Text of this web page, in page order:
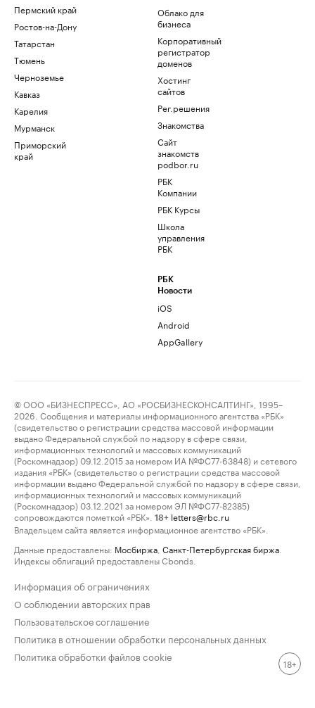
Пермский край
Ростов-на-Дону
Татарстан
Тюмень
Черноземье
Кавказ
Карелия
Мурманск
Приморский
край
Облако для
бизнеса
Корпоративный
регистратор
доменов
Хостинг
сайтов
Рег.решения
Знакомства
Сайт
знакомств
podbor.ru
РБК
Компании
РБК Курсы
Школа
управления
РБК
РБК
Новости
iOS
Android
AppGallery
© ООО «БИЗНЕСПРЕСС», АО «РОСБИЗНЕСКОНСАЛТИНГ», 1995–
2026. Сообщения и материалы информационного агентства «РБК»
(свидетельство о регистрации средства массовой информации
выдано Федеральной службой по надзору в сфере связи,
информационных технологий и массовых коммуникаций
(Роскомнадзор) 09.12.2015 за номером ИА №ФС77-63848) и сетевого
издания «РБК» (свидетельство о регистрации средства массовой
информации выдано Федеральной службой по надзору в сфере связи,
информационных технологий и массовых коммуникаций
(Роскомнадзор) 03.12.2021 за номером ЭЛ №ФС77-82385)
сопровождаются пометкой «РБК».
18+ letters@rbc.ru
Владельцем сайта является информационное агентство «РБК».
Данные предоставлены: Мосбиржа Санкт-Петербургская биржа
Индексы облигаций предоставлены Cbonds.
Информация об ограничениях
О соблюдении авторских прав
Пользовательское соглашение
Политика в отношении обработки персональных данных
Политика обработки файлов cookie
18+